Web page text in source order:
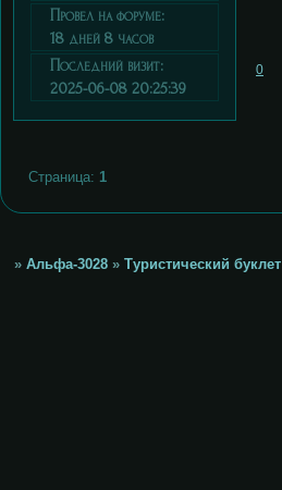
Провел на форуме:
18 дней 8 часов
Последний визит:
2025-06-08 20:25:39
0
Страница: 1
» Альфа-3028 » Туристический буклет